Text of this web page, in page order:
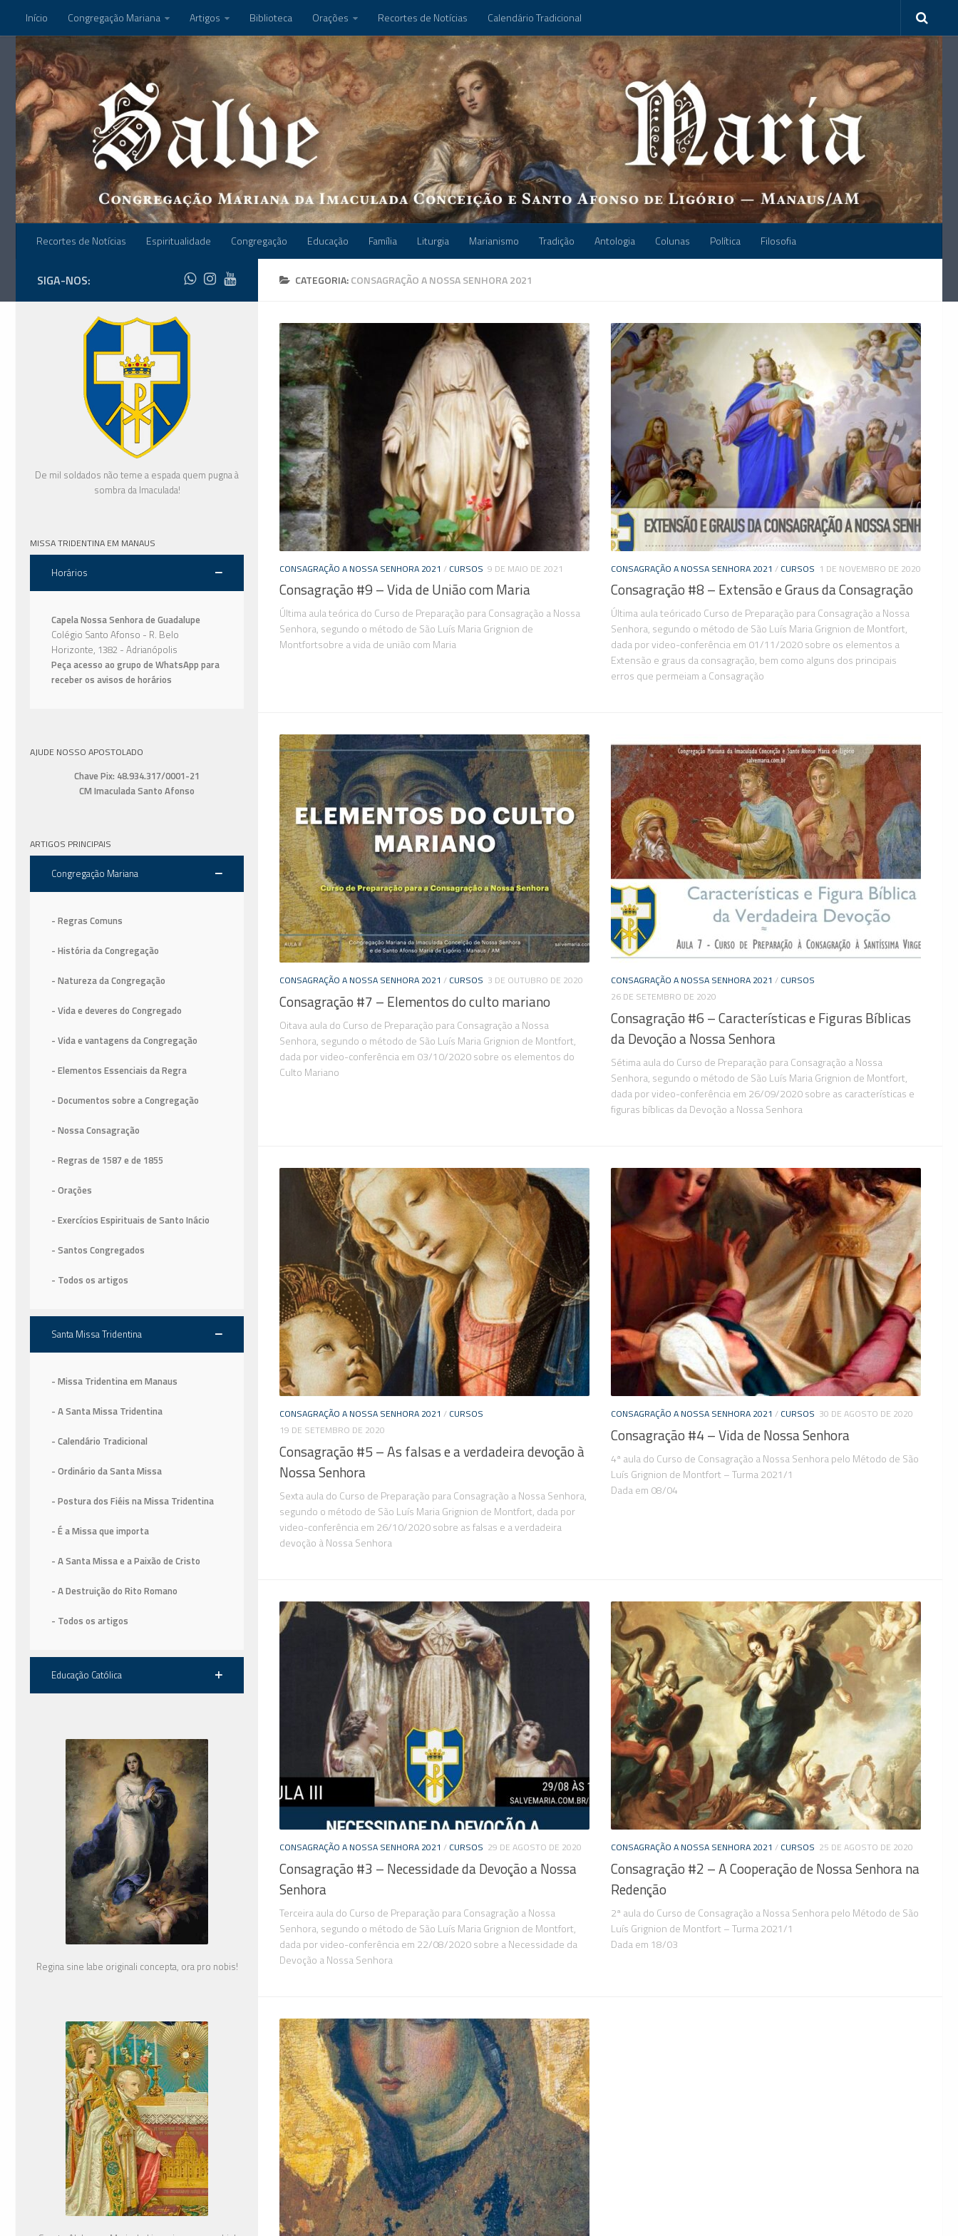
Início Congregação Mariana Artigos Biblioteca Orações Recortes de Notícias Calendário Tradicional
Recortes de Notícias Espiritualidade Congregação Educação Família Liturgia Marianismo Tradição Antologia Colunas Política Filosofia
CATEGORIA:CONSAGRAÇÃO A NOSSA SENHORA 2021
CONSAGRAÇÃO A NOSSA SENHORA 2021 / CURSOS 9 DE MAIO DE 2021
Consagração #9 – Vida de União com Maria
Última aula teórica do Curso de Preparação para Consagração a Nossa
Senhora, segundo o método de São Luís Maria Grignion de
Montfortsobre a vida de união com Maria
CONSAGRAÇÃO A NOSSA SENHORA 2021 / CURSOS 1 DE NOVEMBRO DE 2020
Consagração #8 – Extensão e Graus da Consagração
Última aula teóricado Curso de Preparação para Consagração a Nossa
Senhora, segundo o método de São Luís Maria Grignion de Montfort,
dada por video-conferência em 01/11/2020 sobre os elementos a
Extensão e graus da consagração, bem como alguns dos principais
erros que permeiam a Consagração
CONSAGRAÇÃO A NOSSA SENHORA 2021 / CURSOS 3 DE OUTUBRO DE 2020
Consagração #7 – Elementos do culto mariano
Oitava aula do Curso de Preparação para Consagração a Nossa
Senhora, segundo o método de São Luís Maria Grignion de Montfort,
dada por video-conferência em 03/10/2020 sobre os elementos do
Culto Mariano
CONSAGRAÇÃO A NOSSA SENHORA 2021 / CURSOS
26 DE SETEMBRO DE 2020
Consagração #6 – Características e Figuras Bíblicas
da Devoção a Nossa Senhora
Sétima aula do Curso de Preparação para Consagração a Nossa
Senhora, segundo o método de São Luís Maria Grignion de Montfort,
dada por video-conferência em 26/09/2020 sobre as características e
figuras bíblicas da Devoção a Nossa Senhora
CONSAGRAÇÃO A NOSSA SENHORA 2021 / CURSOS
19 DE SETEMBRO DE 2020
Consagração #5 – As falsas e a verdadeira devoção à
Nossa Senhora
Sexta aula do Curso de Preparação para Consagração a Nossa Senhora,
segundo o método de São Luís Maria Grignion de Montfort, dada por
video-conferência em 26/10/2020 sobre as falsas e a verdadeira
devoção à Nossa Senhora
CONSAGRAÇÃO A NOSSA SENHORA 2021 / CURSOS 30 DE AGOSTO DE 2020
Consagração #4 – Vida de Nossa Senhora
4ª aula do Curso de Consagração a Nossa Senhora pelo Método de São
Luís Grignion de Montfort – Turma 2021/1
Dada em 08/04
CONSAGRAÇÃO A NOSSA SENHORA 2021 / CURSOS 29 DE AGOSTO DE 2020
Consagração #3 – Necessidade da Devoção a Nossa
Senhora
Terceira aula do Curso de Preparação para Consagração a Nossa
Senhora, segundo o método de São Luís Maria Grignion de Montfort,
dada por video-conferência em 22/08/2020 sobre a Necessidade da
Devoção a Nossa Senhora
CONSAGRAÇÃO A NOSSA SENHORA 2021 / CURSOS 25 DE AGOSTO DE 2020
Consagração #2 – A Cooperação de Nossa Senhora na
Redenção
2ª aula do Curso de Consagração a Nossa Senhora pelo Método de São
Luís Grignion de Montfort – Turma 2021/1
Dada em 18/03
SIGA-NOS:
De mil soldados não teme a espada quem pugna à
sombra da Imaculada!
MISSA TRIDENTINA EM MANAUS
Horários
Capela Nossa Senhora de Guadalupe
Colégio Santo Afonso - R. Belo
Horizonte, 1382 - Adrianópolis
Peça acesso ao grupo de WhatsApp para
receber os avisos de horários
AJUDE NOSSO APOSTOLADO
Chave Pix: 48.934.317/0001-21
CM Imaculada Santo Afonso
ARTIGOS PRINCIPAIS
Congregação Mariana
- Regras Comuns
- História da Congregação
- Natureza da Congregação
- Vida e deveres do Congregado
- Vida e vantagens da Congregação
- Elementos Essenciais da Regra
- Documentos sobre a Congregação
- Nossa Consagração
- Regras de 1587 e de 1855
- Orações
- Exercícios Espirituais de Santo Inácio
- Santos Congregados
- Todos os artigos
Santa Missa Tridentina
- Missa Tridentina em Manaus
- A Santa Missa Tridentina
- Calendário Tradicional
- Ordinário da Santa Missa
- Postura dos Fiéis na Missa Tridentina
- É a Missa que importa
- A Santa Missa e a Paixão de Cristo
- A Destruição do Rito Romano
- Todos os artigos
Educação Católica
Regina sine labe originali concepta, ora pro nobis!